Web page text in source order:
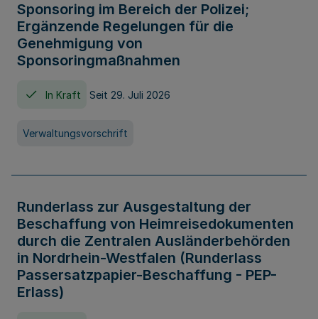
Sponsoring im Bereich der Polizei;
Ergänzende Regelungen für die
Genehmigung von
Sponsoringmaßnahmen
In Kraft Seit 29. Juli 2026
Verwaltungsvorschrift
Runderlass zur Ausgestaltung der
Beschaffung von Heimreisedokumenten
durch die Zentralen Ausländerbehörden
in Nordrhein-Westfalen (Runderlass
Passersatzpapier-Beschaffung - PEP-
Erlass)